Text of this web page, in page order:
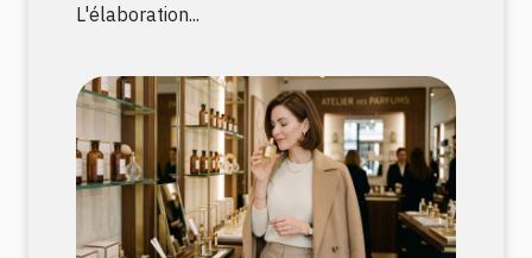
L'élaboration...